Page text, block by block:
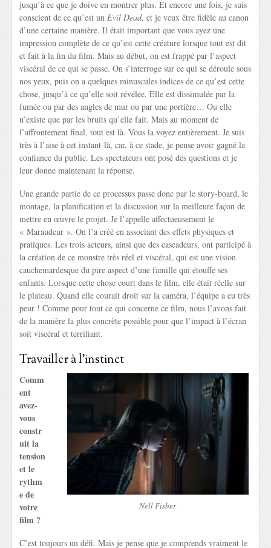
jusqu’à ce que je doive en montrer plus. Et encore une fois, je suis
conscient de ce qu’est unEvil Dead, et je veux être fidèle au canon
d’une certaine manière. Il était important que vous ayez une
impression complète de ce qu’est cette créature lorsque tout est dit
et fait à la fin du film. Mais au début, on est frappé par l’aspect
viscéral de ce qui se passe. On s’interroge sur ce qui se déroule sous
nos yeux, puis on a quelques minuscules indices de ce qu’est cette
chose, jusqu’à ce qu’elle soit révélée. Elle est dissimulée par la
fumée ou par des angles de mur ou par une portière… Ou elle
n’existe que par les bruits qu’elle fait. Mais au moment de
l’affrontement final, tout est là. Vous la voyez entièrement. Je suis
très à l’aise à cet instant-là, car, à ce stade, je pense avoir gagné la
confiance du public. Les spectateurs ont posé des questions et je
leur donne maintenant la réponse.
Une grande partie de ce processus passe donc par le story-board, le
montage, la planification et la discussion sur la meilleure façon de
mettre en œuvre le projet. Je l’appelle affectueusement le
« Maraudeur ». On l’a créé en associant des effets physiques et
pratiques. Les trois acteurs, ainsi que des cascadeurs, ont participé à
la création de ce monstre très réel et viscéral, qui est une vision
cauchemardesque du pire aspect d’une famille qui étouffe ses
enfants. Lorsque cette chose court dans le film, elle était réelle sur
le plateau. Quand elle courait droit sur la caméra, l’équipe a eu très
peur ! Comme pour tout ce qui concerne ce film, nous l’avons fait
de la manière la plus concrète possible pour que l’impact à l’écran
soit viscéral et terrifiant.
Travailler à l’instinct
Nell Fisher
Comm
ent
avez-
vous
constr
uit la
tension
et le
rythm
e de
votre
film ?
C’est toujours un défi. Mais je pense que je comprends vraiment le